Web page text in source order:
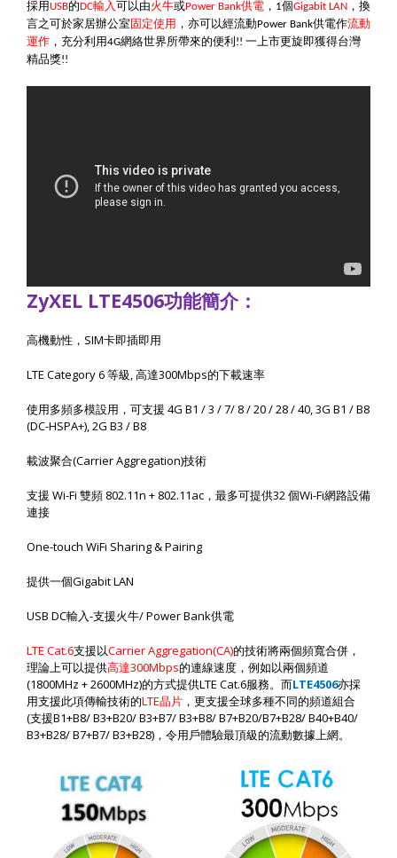
採用USB的DC輸入 可以由火牛或Power Bank供電 ， 1個Gigabit LAN ，換
言之可於家居辦公室固定使用 ，亦可以經流動Power Bank供電作流動
運作 ，充分利用4G網絡世界所帶來的便利 !! 一上市更旋即獲得台灣
精品獎!!
ZyXEL LTE4506功能簡介：
高機動性， SIM卡即插即用
LTE Category 6等級,高達300Mbps的下載速率
使用多頻多模設用，可支援 4G B1 / 3 / 7/ 8 / 20 / 28 / 40, 3G B1 / B8
(DC-HSPA+), 2G B3 / B8
載波聚合(Carrier Aggregation)技術
支援 Wi-Fi 雙頻 802.11n + 802.11ac ，最多可提供32個Wi-Fi網路設備
連接
One-touch WiFi Sharing & Pairing
提供一個Gigabit LAN
USB DC輸入-支援火牛/ Power Bank供電
LTE Cat.6支援以Carrier Aggregation(CA)的技術將兩個頻寬合併，
理論上可以提供高達300Mbps的連線速度，例如以兩個頻道
(1800MHz + 2600MHz)的方式提供LTE Cat.6服務。而LTE4506亦採
用支援此項傳輸技術的LTE晶片 ，更支援全球多種不同的頻道組合
(支援B1+B8/ B3+B20/ B3+B7/ B3+B8/ B7+B20/B7+B28/ B40+B40/
B3+B28/ B7+B7/ B3+B28) ，令用戶體驗最頂級的流動數據上網。